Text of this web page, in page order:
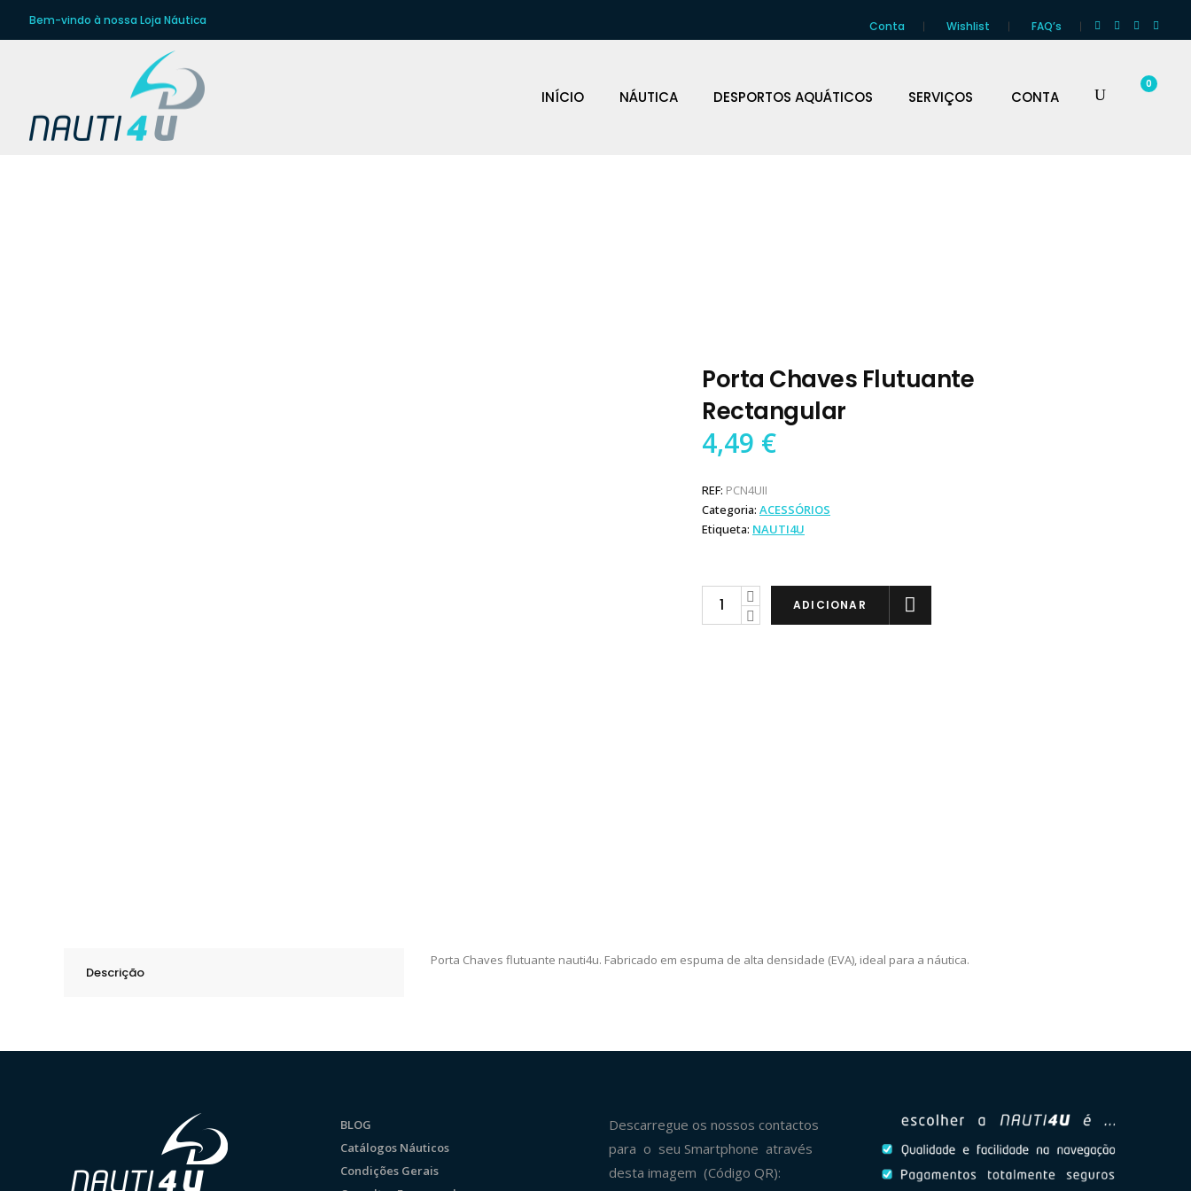
Bem-vindo à nossa Loja Náutica Conta Wishlist FAQ’s
INÍCIO NÁUTICA DESPORTOS AQUÁTICOS SERVIÇOS CONTA
0
Porta Chaves Flutuante
Rectangular
4,49 €
REF: PCN4UII
Categoria: ACESSÓRIOS
Etiqueta: NAUTI4U
Porta
ADICIONAR
Descrição
Porta Chaves flutuante nauti4u. Fabricado em espuma de alta densidade (EVA), ideal para a náutica.
BLOG
Catálogos Náuticos
Condições Gerais
Descarregue os nossos contactos
para o seu Smartphone através
desta imagem (Código QR):